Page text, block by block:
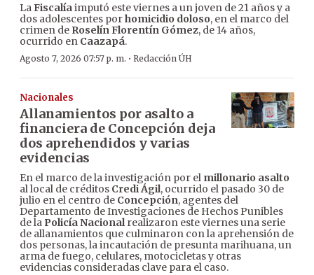
LaFiscalíaimputó este viernes a un joven de 21 años y a
dos adolescentes porhomicidio doloso, en el marco del
crimen de Roselín Florentín Gómez, de 14 años,
ocurrido en Caazapá.
Agosto 7, 2026 07:57 p. m. · Redacción ÚH
Nacionales
Allanamientos por asalto a
financiera de Concepción deja
dos aprehendidos y varias
evidencias
En el marco de la investigación por el millonario asalto
al local de créditos Credi Ágil, ocurrido el pasado 30 de
julio en el centro de Concepción, agentes del
Departamento de Investigaciones de Hechos Punibles
de la Policía Nacionalrealizaron este viernes una serie
de allanamientos que culminaron con la aprehensión de
dos personas, la incautación de presunta marihuana, un
arma de fuego, celulares, motocicletas y otras
evidencias consideradas clave para el caso.